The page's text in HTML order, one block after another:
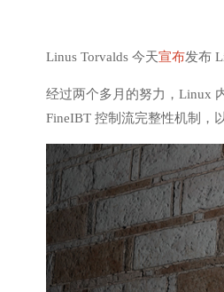
Linus Torvalds 今天宣布发布
经过两个多月的努力，Linux
FineIBT 控制流完整性机制，